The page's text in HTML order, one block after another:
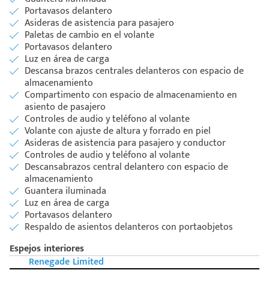
Escríbenos
+528121278366
Código
Postal
Ingresar
Portavasos delantero
Asideras de asistencia para pasajero
Paletas de cambio en el volante
Portavasos delantero
Luz en área de carga
Descansa brazos centrales delanteros con espacio de
almacenamiento
Compartimento con espacio de almacenamiento en
asiento de pasajero
Controles de audio y teléfono al volante
Volante con ajuste de altura y forrado en piel
Asideras de asistencia para pasajero y conductor
Controles de audio y teléfono al volante
Descansabrazos central delantero con espacio de
almacenamiento
Guantera iluminada
Luz en área de carga
Portavasos delantero
Respaldo de asientos delanteros con portaobjetos
Espejos interiores
Renegade Limited